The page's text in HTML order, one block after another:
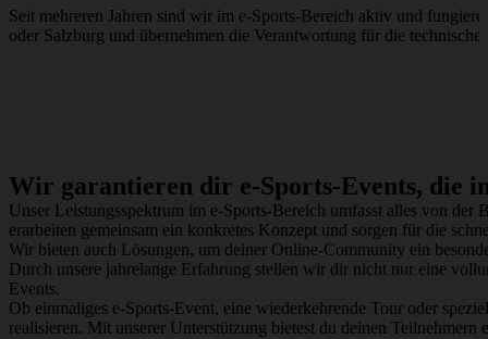
Seit mehreren Jahren sind wir im e-Sports-Bereich aktiv und
oder Salzburg und übernehmen die Verantwortung für die
Wir garantieren dir e-Sports-Events, die
Unser Leistungsspektrum im e-Sports-Bereich umfasst alles von
erarbeiten gemeinsam ein konkretes Konzept und sorgen für die
Wir bieten auch Lösungen, um deiner Online-Community ein
Durch unsere jahrelange Erfahrung stellen wir dir nicht nur eine
Events.
Ob einmaliges e-Sports-Event, eine wiederkehrende Tour oder
realisieren. Mit unserer Unterstützung bietest du deinen Teilnehmern